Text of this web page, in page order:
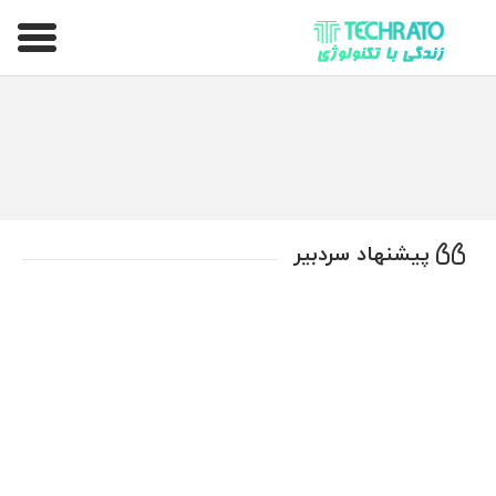
تکراتو – زندگی با تکنولوژی
پیشنهاد سردبیر